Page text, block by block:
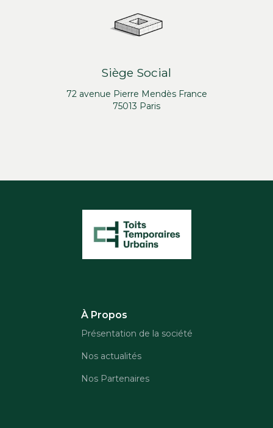
Siège Social
72 avenue Pierre Mendès France
75013 Paris
À Propos
Présentation de la société
Nos actualités
Nos Partenaires